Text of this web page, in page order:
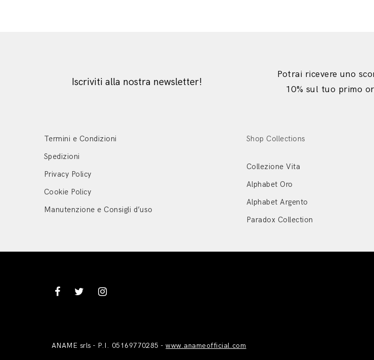
Iscriviti alla nostra newsletter!
Potrai ricevere uno
10% sul tuo primo
Termini e Condizioni
Spedizioni
Privacy Policy
Cookie Policy
Manutenzione e Consigli d’uso
Shop Collections
Collezione Vita
Alphabet Oro
Alphabet Argento
Paradox Collection
ANAME srls - P.I. 05169770285 -www.anameofficial.com